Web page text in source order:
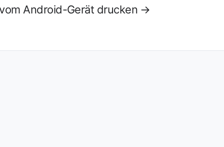
Android-Gerät drucken →